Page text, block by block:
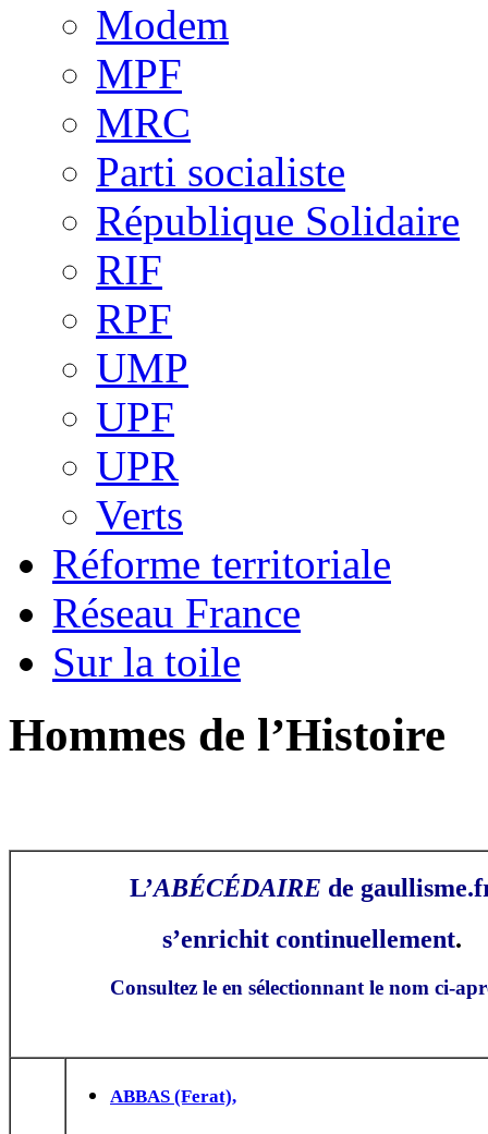
Modem
MPF
MRC
Parti socialiste
République Solidaire
RIF
RPF
UMP
UPF
UPR
Verts
Réforme territoriale
Réseau France
Sur la toile
Hommes de l’Histoire
L’ABÉCÉDAIRE de
s’enrichit continuellement.
Consultez le en sélectionnant le nom ci-
ABBAS (Ferat),